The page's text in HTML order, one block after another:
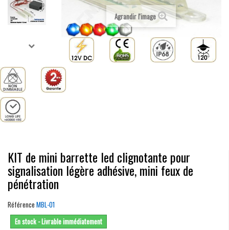
Agrandir l'image
KIT de mini barrette led clignotante pour
signalisation légère adhésive, mini feux de
pénétration
Référence MBL-01
En stock - Livrable immédiatement